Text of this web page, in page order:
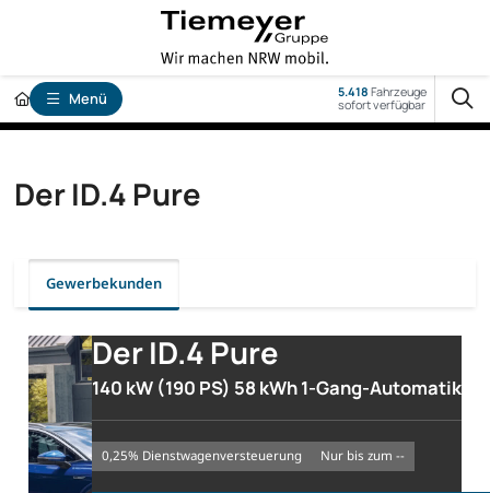
Menü 5.418 Fahrzeuge
sofort verfügbar
Der ID.4 Pure
Gewerbekunden
Der ID.4 Pure
140 kW (190 PS) 58 kWh 1-Gang-Automatik
0,25% Dienstwagenversteuerung nur bis zum --